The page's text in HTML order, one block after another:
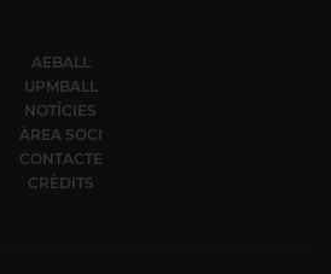
AEBALL
UPMBALL
NOTÍCIES
ÀREA SOCI
CONTACTE
CRÈDITS